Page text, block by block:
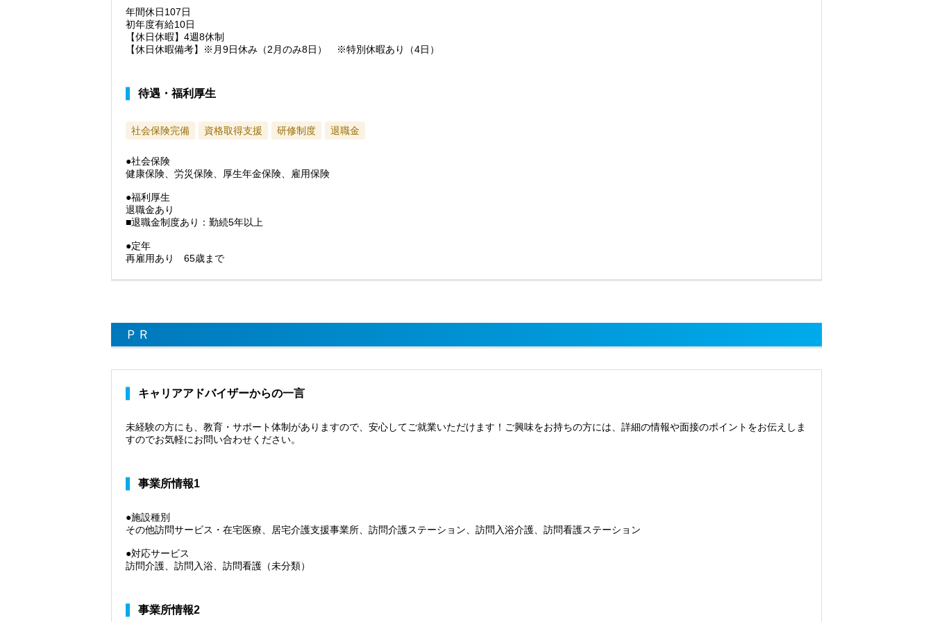
年間休日107日
初年度有給10日
【休日休暇】4週8休制
【休日休暇備考】※月9日休み（2月のみ8日） ※特別休暇あり（4日）
待遇・福利厚生
社会保険完備 資格取得支援 研修制度 退職金
●社会保険
健康保険、労災保険、厚生年金保険、雇用保険
●福利厚生
退職金あり
■退職金制度あり：勤続5年以上
●定年
再雇用あり 65歳まで
ＰＲ
キャリアアドバイザーからの一言
未経験の方にも、教育・サポート体制がありますので、安心してご就業いただけます！ご興味をお持ちの方には、詳細の情報や面接のポイントをお伝えしま
すのでお気軽にお問い合わせください。
事業所情報1
●施設種別
その他訪問サービス・在宅医療、居宅介護支援事業所、訪問介護ステーション、訪問入浴介護、訪問看護ステーション
●対応サービス
訪問介護、訪問入浴、訪問看護（未分類）
事業所情報2